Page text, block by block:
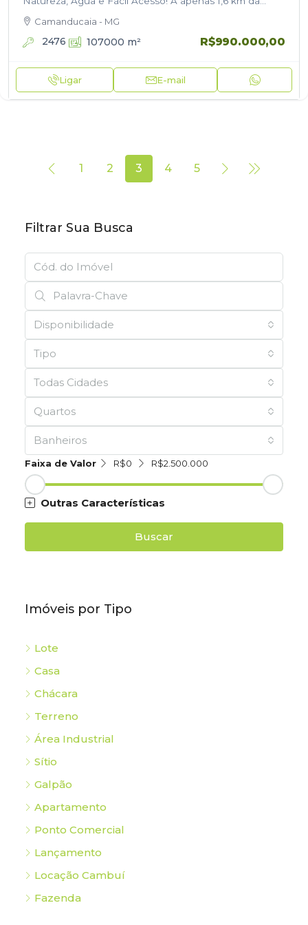
Rodovia Fernão Dias, esta propriedade reúne
excelente topografia,…
Camanducaia - MG
2476 107000 m² R$990.000,00
Ligar E-mail
1 2 3 4 5
Filtrar Sua Busca
Disponibilidade
Tipo
Todas Cidades
Quartos
Banheiros
Faixa de Valor R$0 R$2.500.000
Outras Características
Buscar
Imóveis por Tipo
Lote
Casa
Chácara
Terreno
Área Industrial
Sítio
Galpão
Apartamento
Ponto Comercial
Lançamento
Locação Cambuí
Fazenda